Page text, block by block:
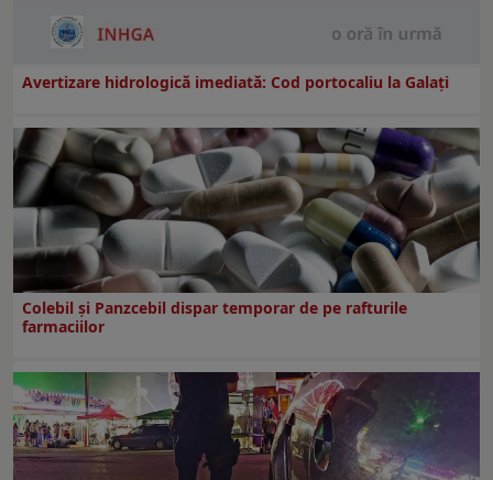
Avertizare hidrologică imediată: Cod portocaliu la Galaţi
Colebil și Panzcebil dispar temporar de pe rafturile
farmaciilor